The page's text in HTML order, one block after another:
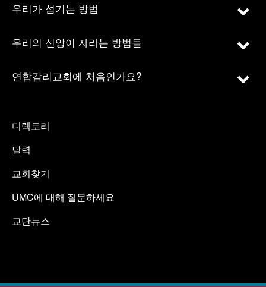
우리가 섬기는 방법
우리의 신앙이 자라는 방법들
연합감리교회에 처음인가요?
디렉토리
달력
교회찾기
UMC에 대해 질문하세요
교단뉴스